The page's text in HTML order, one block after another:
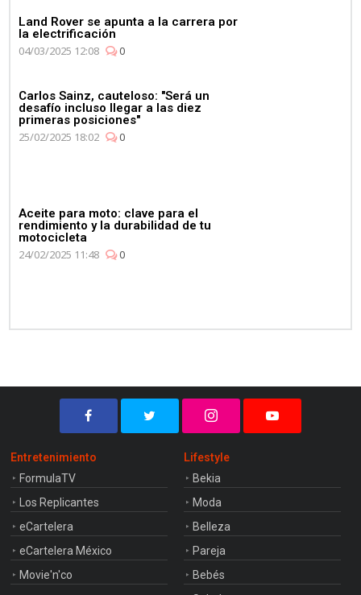
Land Rover se apunta a la carrera por
la electrificación
04/03/2025 12:08
0
Carlos Sainz, cauteloso: "Será un
desafío incluso llegar a las diez
primeras posiciones"
25/02/2025 18:02
0
Aceite para moto: clave para el
rendimiento y la durabilidad de tu
motocicleta
24/02/2025 11:48
0
Entretenimiento
FormulaTV
Los Replicantes
eCartelera
eCartelera México
Movie'n'co
Lifestyle
Bekia
Moda
Belleza
Pareja
Bebés